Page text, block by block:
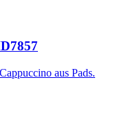
aus Pads.